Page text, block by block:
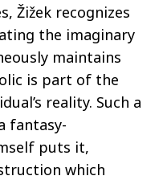
Žižek recognizes
the imaginary
maintains
is part of the
reality. Such a
fantasy-
puts it,
which